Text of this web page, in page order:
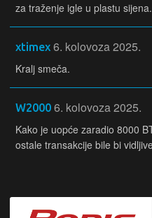
za traženje igle u plastu
xtimex 6. kolovoza 2025.
Kralj smeča.
W2000 6. kolovoza 2025.
Kako je uopće zaradio 8000
ostale transakcije bile bi